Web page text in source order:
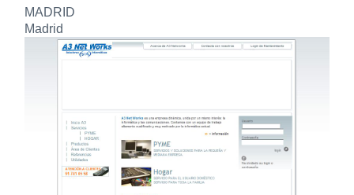
MADRID
Madrid